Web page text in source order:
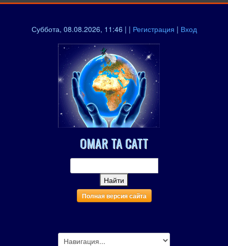
Суббота, 08.08.2026, 11:46 | | Регистрация | Вход
OMAR TA CATT
Полная версия сайта